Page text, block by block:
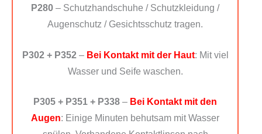
P280 – Schutzhandschuhe / Schutzkleidung /
Augenschutz / Gesichtsschutz tragen.
P302 + P352– Bei Kontakt mit der Haut: Mit viel
Wasser und Seife waschen.
P305 + P351 + P338 – Bei Kontakt mit den
Augen: Einige Minuten behutsam mit Wasser